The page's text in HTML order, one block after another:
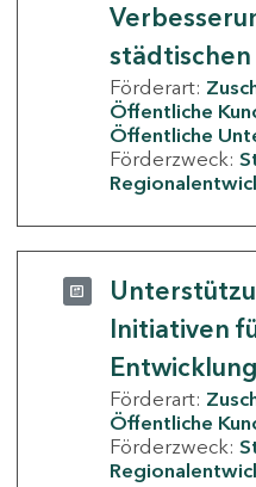
städtischen
Förderart:
Öffentliche
Öffentliche
Förderzweck:
Initiativen
Entwicklung
Förderart:
Öffentliche
Förderzweck: